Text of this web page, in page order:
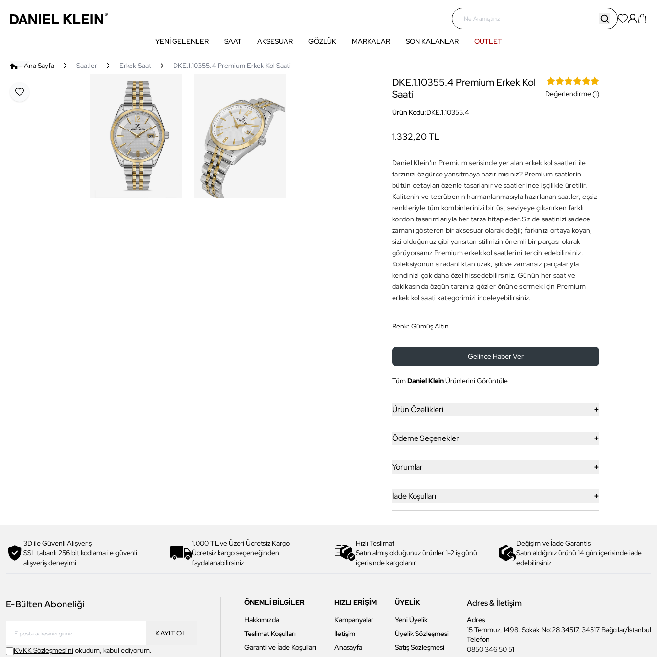
YENİ GELENLER SAAT AKSESUAR GÖZLÜK MARKALAR SON KALANLAR OUTLET
Ana Sayfa Saatler Erkek Saat DKE.1.10355.4 Premium Erkek Kol Saati
Favoriye Ekle
Paylaş
DKE.1.10355.4 Premium Erkek Kol
Saati
Ürün Kodu:DKE.1.10355.4
Değerlendirme (1)
1.332,20 TL
Daniel Klein'ın Premium serisinde yer alan erkek kol saatleri ile
tarzınızı özgürce yansıtmaya hazır mısınız? Premium saatlerin
bütün detayları özenle tasarlanır ve saatler ince işçilikle üretilir.
Kalitenin ve tecrübenin harmanlanmasıyla hazırlanan saatler, eşsiz
renkleriyle tüm kombinlerinizi bir üst seviyeye çıkarırken farklı
kordon tasarımlarıyla her tarza hitap eder.Siz de saatinizi sadece
zamanı gösteren bir aksesuar olarak değil; farkınızı ortaya koyan,
sizi olduğunuz gibi yansıtan stilinizin önemli bir parçası olarak
görüyorsanız Premium erkek kol saatlerini tercih edebilirsiniz.
Koleksiyonun sıradanlıktan uzak, şık ve zamansız parçalarıyla
kendinizi çok daha özel hissedebilirsiniz. Günün her saat ve
dakikasında özgün tarzınızı gözler önüne sermek için Premium
erkek kol saati kategorimizi inceleyebilirsiniz.
Renk: Gümüş Altın
Gelince Haber Ver
TümDaniel KleinÜrünlerini Görüntüle
Ürün Özellikleri +
Ödeme Seçenekleri +
Yorumlar +
İade Koşulları +
3D ile Güvenli Alışveriş
SSL tabanlı 256 bit kodlama ile güvenli
alışveriş deneyimi
1.000 TL ve Üzeri Ücretsiz Kargo
Ücretsiz kargo seçeneğinden
faydalanabilirsiniz
Hızlı Teslimat
Satın almış olduğunuz ürünler 1-2 iş günü
içerisinde kargolanır
Değişim ve İade Garantisi
Satın aldığınız ürünü 14 gün içerisinde iade
edebilirsiniz
E-Bülten Aboneliği
KAYIT OL
KVKK Sözleşmesi'ni okudum, kabul ediyorum.
ÖNEMLİ BİLGİLER
Hakkımızda
Teslimat Koşulları
Garanti ve İade Koşulları
HIZLI ERİŞİM
Kampanyalar
İletişim
Anasayfa
ÜYELİK
Yeni Üyelik
Üyelik Sözleşmesi
Satış Sözleşmesi
Adres & İletişim
Adres
15 Temmuz, 1498. Sokak No:28 34517, 34517 Bağcılar/İstanbul
Telefon
0850 346 50 51